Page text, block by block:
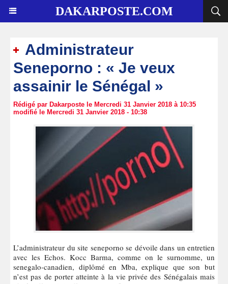
DAKARPOSTE.COM
Administrateur
Seneporno : « Je veux
assainir le Sénégal »
Rédigé par Dakarposte le Mercredi 31 Janvier 2018 à 10:35
modifié le Mercredi 31 Janvier 2018 - 10:38
L’administrateur du site seneporno se dévoile dans un entretien
avec les Echos. Kocc Barma, comme on le surnomme, un
senegalo-canadien, diplômé en Mba, explique que son but
n’est pas de porter atteinte à la vie privée des Sénégalais mais